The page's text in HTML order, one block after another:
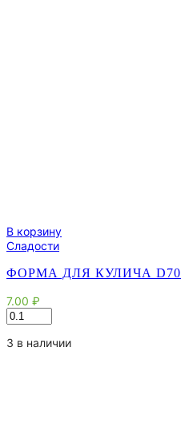
В корзину
Сладости
ФОРМА ДЛЯ КУЛИЧА D70
7.00 ₽
Количество
товара
Форма
3 в наличии